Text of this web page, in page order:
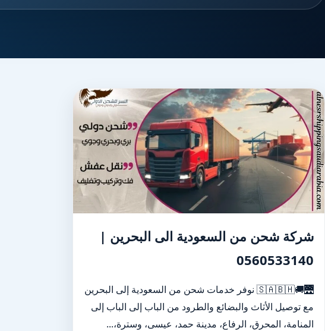
شركة شحن من السعودية الى البحرين |
0560533140
🌉🚚🇸🇦🇧🇭 نوفر خدمات شحن من السعودية إلى البحرين
مع توصيل الأثاث والبضائع والطرود من الباب إلى الباب إلى
المنامة، المحرق، الرفاع، مدينة حمد، عيسى، وسترة،...